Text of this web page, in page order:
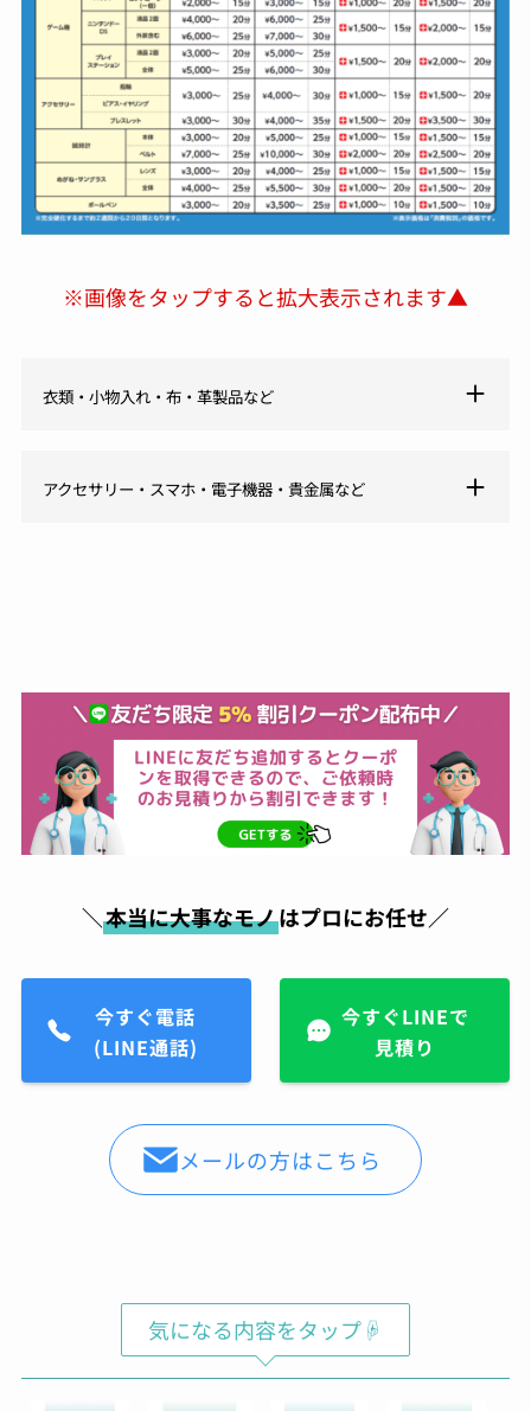
※画像をタップすると拡大表示されます▲
衣類・小物入れ・布・革製品など
アクセサリー・スマホ・電子機器・貴金属など
＼本当に大事なモノはプロにお任せ／
今すぐ電話
(LINE通話)
今すぐLINEで
見積り
メールの方はこちら
気になる内容をタップ☟